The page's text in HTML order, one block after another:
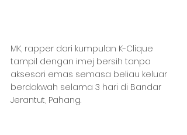
MK, rapper dari kumpulan K-Clique
tampil dengan imej bersih tanpa
aksesori emas semasa beliau keluar
berdakwah selama 3 hari di Bandar
Jerantut, Pahang.